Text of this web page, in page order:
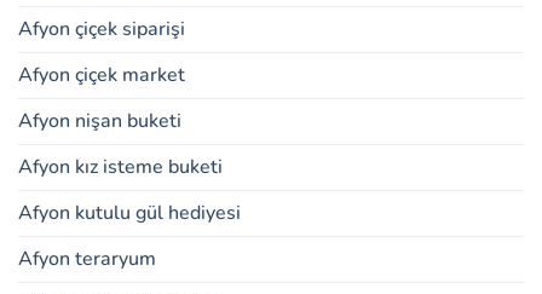
Afyon çiçek siparişi
Afyon çiçek market
Afyon nişan buketi
Afyon kız isteme buketi
Afyon kutulu gül hediyesi
Afyon teraryum